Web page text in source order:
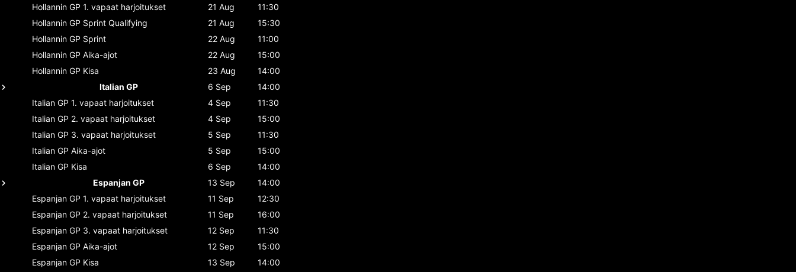
Hollannin GP 1. vapaat harjoitukset 21 Aug
11:30
Hollannin GP Sprint Qualifying 21 Aug
15:30
Hollannin GP Sprint 22 Aug
11:00
Hollannin GP Aika-ajot 22 Aug
15:00
Hollannin GP Kisa 23 Aug
14:00
Italian GP
6 Sep
14:00
Italian GP 1. vapaat harjoitukset 4 Sep
11:30
Italian GP 2. vapaat harjoitukset 4 Sep
15:00
Italian GP 3. vapaat harjoitukset 5 Sep
11:30
Italian GP Aika-ajot 5 Sep
15:00
Italian GP Kisa 6 Sep
14:00
Espanjan GP
13 Sep
14:00
Espanjan GP 1. vapaat harjoitukset 11 Sep
12:30
Espanjan GP 2. vapaat harjoitukset 11 Sep
16:00
Espanjan GP 3. vapaat harjoitukset 12 Sep
11:30
Espanjan GP Aika-ajot 12 Sep
15:00
Espanjan GP Kisa 13 Sep
14:00